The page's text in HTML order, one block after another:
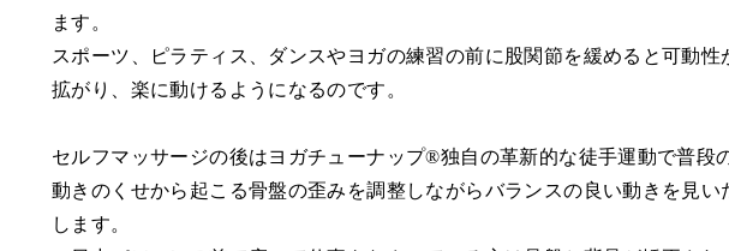
ます。
スポーツ、ピラティス、ダンスやヨガの練習の前に股関節を緩めると可動性
拡がり、楽に動けるようになるのです。
セルフマッサージの後はヨガチューナップ®独自の革新的な徒手運動で普段
動きのくせから起こる骨盤の歪みを調整しながらバランスの良い動きを見い
します。